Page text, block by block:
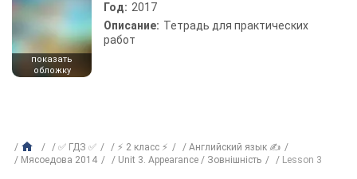
показать
обложку
Год: 2017
Описание: Тетрадь для практических
работ
✅ ГДЗ ✅ ⚡ 2 класс ⚡
Английский язык ✍
Мясоедова 2014
Unit 3. Appearance / Зовнішність Lesson 3